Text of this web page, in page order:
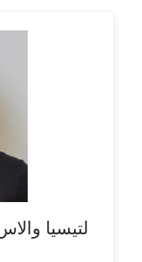
لتیسیا